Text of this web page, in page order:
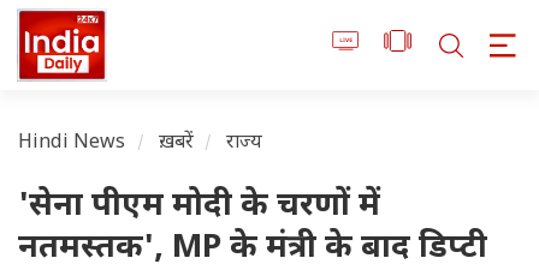
Hindi News ख़बरें राज्य
'सेना पीएम मोदी के चरणों में
नतमस्तक', MP के मंत्री के बाद डिप्टी